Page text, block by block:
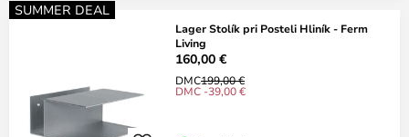
SUMMER DEAL
Lager Stolík pri Posteli Hliník - Ferm
Living
160,00 €
DMC199,00 €
DMC -39,00 €